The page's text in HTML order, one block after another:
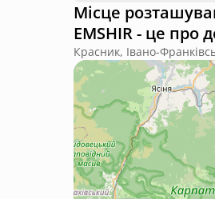
Місце
EMSHIR - це про
Красник, Івано-